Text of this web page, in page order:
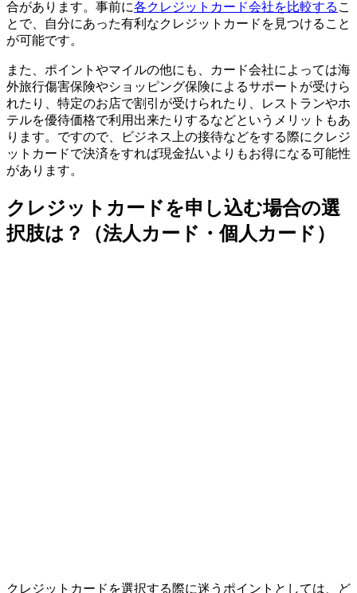
合があります。事前に各クレジットカード会社を比較する こ
とで、自分にあった有利なクレジットカードを見つけること
が可能です。
また、ポイントやマイルの他にも、カード会社によっては海
外旅行傷害保険やショッピング保険によるサポートが受けら
れたり、特定のお店で割引が受けられたり、レストランやホ
テルを優待価格で利用出来たりするなどというメリットもあ
ります。ですので、ビジネス上の接待などをする際にクレジ
ットカードで決済をすれば現金払いよりもお得になる可能性
があります。
クレジットカードを申し込む場合の選
択肢は？（法人カード・個人カード）
クレジットカードを選択する際に迷うポイントとしては、ど